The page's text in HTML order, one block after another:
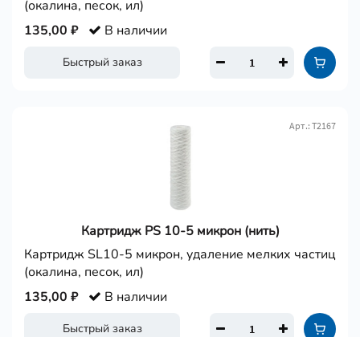
(окалина, песок, ил)
Быстрый заказ
135,00 ₽ В наличии
Картридж PS 10-5 микрон (нить)
Арт.: Т2167
Картридж SL10-5 микрон, удаление мелких частиц
(окалина, песок, ил)
Быстрый заказ
135,00 ₽ В наличии